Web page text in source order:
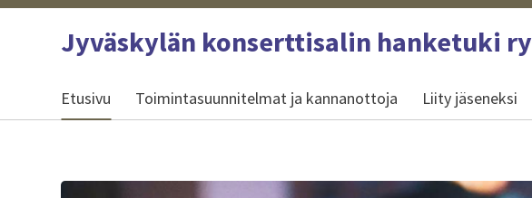
Jyväskylän konserttisalin hanketuki ry
Etusivu Toimintasuunnitelmat ja kannanottoja Liity jäseneksi